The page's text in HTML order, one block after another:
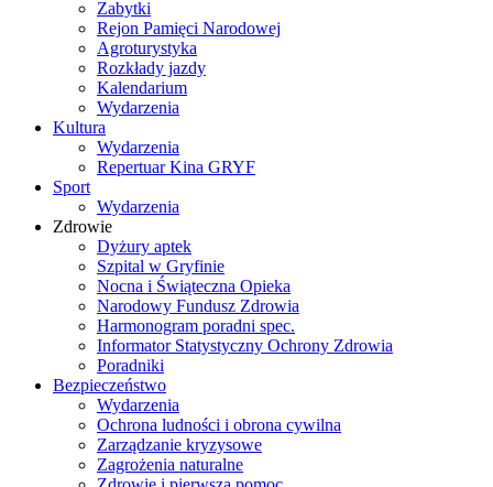
Zabytki
Rejon Pamięci Narodowej
Agroturystyka
Rozkłady jazdy
Kalendarium
Wydarzenia
Kultura
Wydarzenia
Repertuar Kina GRYF
Sport
Wydarzenia
Zdrowie
Dyżury aptek
Szpital w Gryfinie
Nocna i Świąteczna Opieka
Narodowy Fundusz Zdrowia
Harmonogram poradni spec.
Informator Statystyczny Ochrony Zdrowia
Poradniki
Bezpieczeństwo
Wydarzenia
Ochrona ludności i obrona cywilna
Zarządzanie kryzysowe
Zagrożenia naturalne